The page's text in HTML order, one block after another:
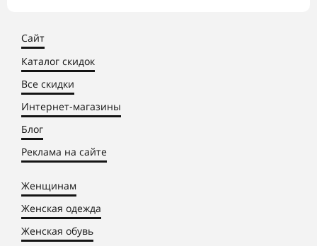
Сайт
Каталог скидок
Все скидки
Интернет-магазины
Блог
Реклама на сайте
Женщинам
Женская одежда
Женская обувь